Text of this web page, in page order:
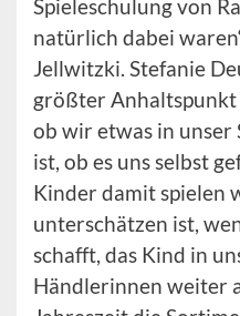
Spieleschulung von
natürlich dabei
Jellwitzki. Stefanie
größter Anhaltspunkt
ob wir etwas in
ist, ob es uns selbst
Kinder damit spielen
unterschätzen ist,
schafft, das Kind in
Händlerinnen weiter